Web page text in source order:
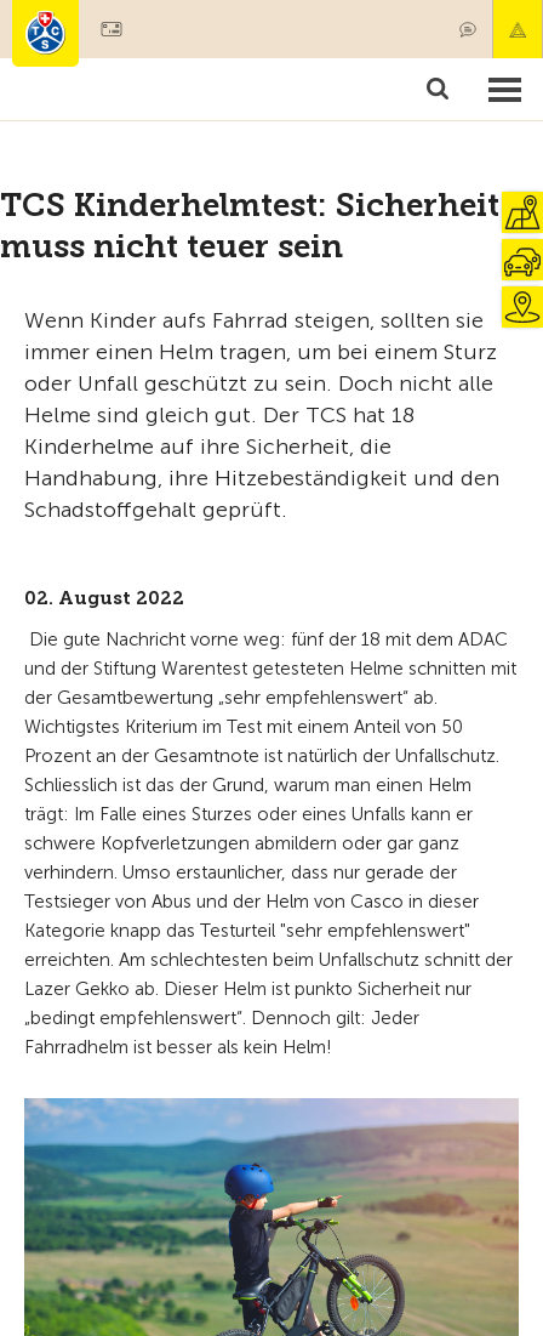
Mitgliedschaft & Leistungen
TCS Kinderhelmtest: Sicherheit
muss nicht teuer sein
Wenn Kinder aufs Fahrrad steigen, sollten sie
immer einen Helm tragen, um bei einem Sturz
oder Unfall geschützt zu sein. Doch nicht alle
Helme sind gleich gut. Der TCS hat 18
Kinderhelme auf ihre Sicherheit, die
Handhabung, ihre Hitzebeständigkeit und den
Schadstoffgehalt geprüft.
02. August 2022
Die gute Nachricht vorne weg: fünf der 18 mit dem ADAC
und der Stiftung Warentest getesteten Helme schnitten mit
der Gesamtbewertung „sehr empfehlenswert“ ab.
Wichtigstes Kriterium im Test mit einem Anteil von 50
Prozent an der Gesamtnote ist natürlich der Unfallschutz.
Schliesslich ist das der Grund, warum man einen Helm
trägt: Im Falle eines Sturzes oder eines Unfalls kann er
schwere Kopfverletzungen abmildern oder gar ganz
verhindern. Umso erstaunlicher, dass nur gerade der
Testsieger von Abus und der Helm von Casco in dieser
Kategorie knapp das Testurteil "sehr empfehlenswert"
erreichten. Am schlechtesten beim Unfallschutz schnitt der
Lazer Gekko ab. Dieser Helm ist punkto Sicherheit nur
„bedingt empfehlenswert“. Dennoch gilt: Jeder
Fahrradhelm ist besser als kein Helm!